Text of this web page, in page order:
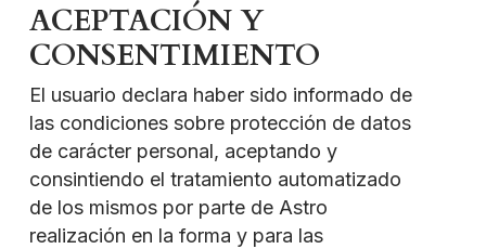
ACEPTACIÓN Y
CONSENTIMIENTO
El usuario declara haber sido informado de
las condiciones sobre protección de datos
de carácter personal, aceptando y
consintiendo el tratamiento automatizado
de los mismos por parte de Astro
realización en la forma y para las